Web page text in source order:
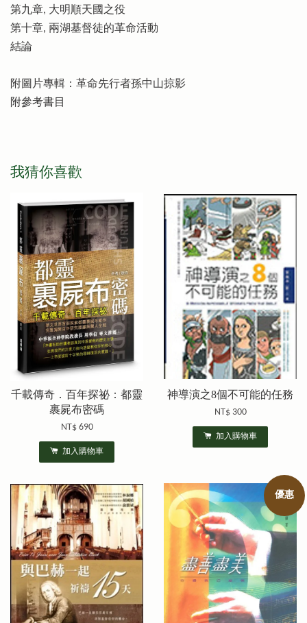
第九章, 大明順天國之役
第十章, 兩湖基督徒的革命活動
結論
附圖片專輯：革命先行者孫中山掠影
附參考書目
我猜你喜歡
千載傳奇．百年探祕：都靈
裹屍布密碼
NT$ 690
加入購物車
神導演之8個不可能的任務
NT$ 300
加入購物車
優惠